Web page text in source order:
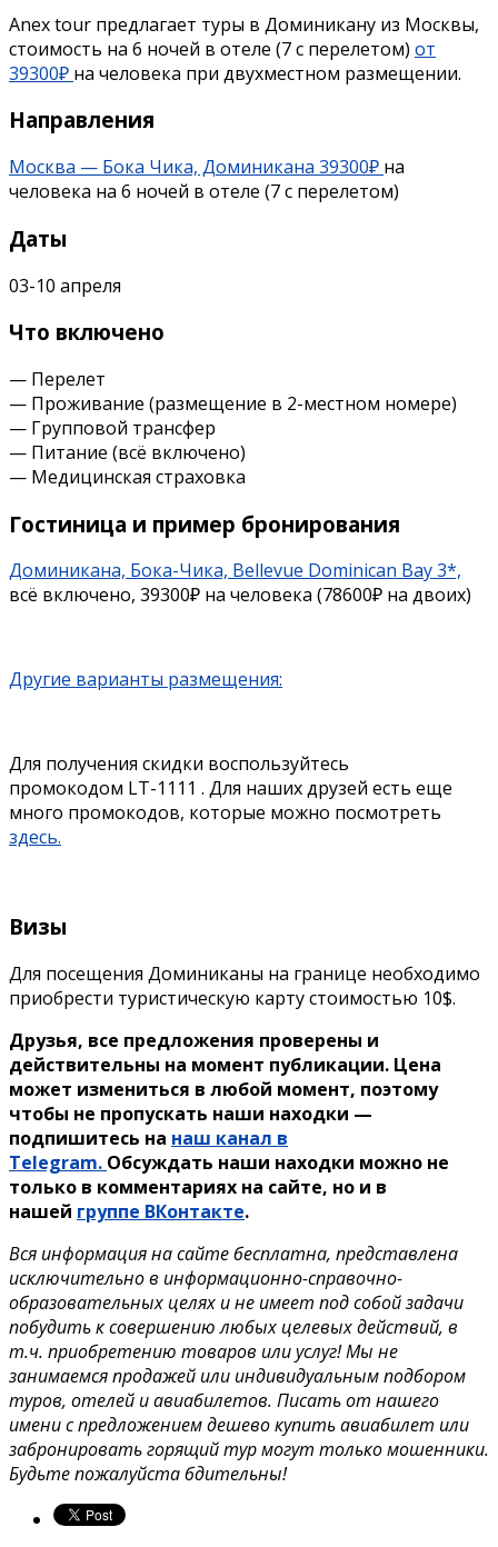
Anex tour предлагает туры в Доминикану из Москвы,
стоимость на 6 ночей в отеле (7 с перелетом) от
39300₽ на человека при двухместном размещении.
Направления
Москва — Бока Чика, Доминикана 39300₽ на
человека на 6 ночей в отеле (7 с перелетом)
Даты
03-10 апреля
Что включено
— Перелет
— Проживание (размещение в 2-местном номере)
— Групповой трансфер
— Питание (всё включено)
— Медицинская страховка
Гостиница и пример бронирования
Доминикана, Бока-Чика, Bellevue Dominican Bay 3*,
всё включено, 39300₽ на человека (78600₽ на двоих)
Другие варианты размещения:
Для получения скидки воспользуйтесь
промокодом LT-1111 . Для наших друзей есть еще
много промокодов, которые можно посмотреть
здесь.
Визы
Для посещения Доминиканы на границе необходимо
приобрести туристическую карту стоимостью 10$.
Друзья, все предложения проверены и
действительны на момент публикации. Цена
может измениться в любой момент, поэтому
чтобы не пропускать наши находки —
подпишитесь на наш канал в
Telegram. Обсуждать наши находки можно не
только в комментариях на сайте, но и в
нашей группе ВКонтакте.
Вся информация на сайте бесплатна, представлена
исключительно в информационно-справочно-
образовательных целях и не имеет под собой задачи
побудить к совершению любых целевых действий, в
т.ч. приобретению товаров или услуг! Мы не
занимаемся продажей или индивидуальным подбором
туров, отелей и авиабилетов. Писать от нашего
имени с предложением дешево купить авиабилет или
забронировать горящий тур могут только мошенники.
Будьте пожалуйста бдительны!